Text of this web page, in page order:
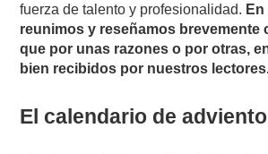
fuerza de talento y profesionalidad.
reunimos y reseñamos brevemente
que por unas razones o por otras,
bien recibidos por nuestros
El calendario de